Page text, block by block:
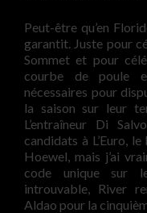
Peut-être qu’en
garantit. Juste pour
Sommet et pour
courbe de poule
nécessaires pour
la saison sur leur
L’entraîneur Di
candidats à L’Euro,
Hoewel, mais j’ai
code unique sur
introuvable, River
Aldao pour la